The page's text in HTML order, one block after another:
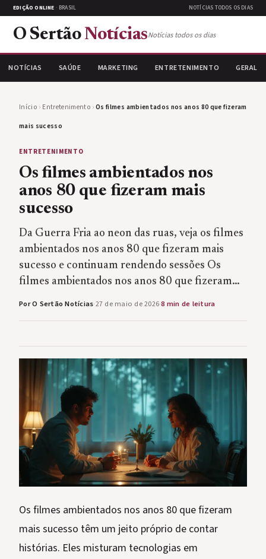
EDIÇÃO ONLINE · BRASIL NOTÍCIAS TODOS OS DIAS
O Sertão NotíciasNotícias todos os dias
NOTÍCIAS SAÚDE MARKETING ENTRETENIMENTO GERAL
Início › Entretenimento ›Os filmes ambientados nos anos 80 que fizeram
mais sucesso
ENTRETENIMENTO
Os filmes ambientados nos
anos 80 que fizeram mais
sucesso
Da Guerra Fria ao neon das ruas, veja os filmes
ambientados nos anos 80 que fizeram mais
sucesso e continuam rendendo sessões Os
filmes ambientados nos anos 80 que fizeram…
Por O Sertão Notícias·27 de maio de 2026·8 min de leitura
Os filmes ambientados nos anos 80 que fizeram
mais sucesso têm um jeito próprio de contar
histórias. Eles misturam tecnologias em